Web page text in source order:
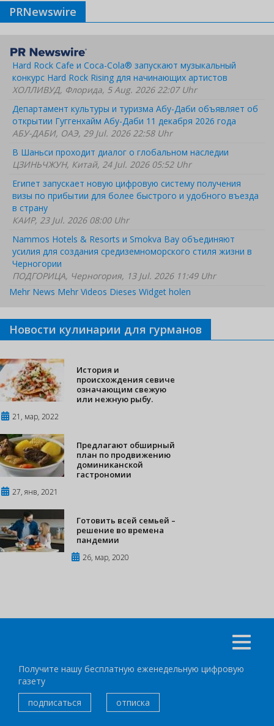
PRNewswire
Hard Rock Cafe и Coca-Cola® запускают музыкальный
конкурс Hard Rock Rising для начинающих артистов
ХОЛЛИВУД, Флорида, 5 Aug. 2026 22:07 Uhr
Департамент культуры и туризма Абу-Даби объявляет об
открытии Гуггенхайм Абу-Даби 11 декабря 2026 года
АБУ-ДАБИ, ОАЭ, 29 Jul. 2026 22:58 Uhr
В Шаньси проходит диалог о глобальном наследии
ЦЗИНЬЧЖУН, Китай, 24 Jul. 2026 05:52 Uhr
Египет запускает новую цифровую систему получения
визы по прибытии для более быстрого и удобного въезда
в страну
КАИР, 23 Jul. 2026 08:00 Uhr
Nammos Hotels & Resorts и Smokva Bay объединяют
усилия для создания средиземноморского стиля жизни в
Черногории
ПОДГОРИЦА, Черногория, 13 Jul. 2026 11:49 Uhr
Mehr News Mehr Videos Dieses Widget holen
Новости кулинарии для гурманов
История и
происхождения севиче
означающим свежую
или нежную рыбу.
21, мар, 2022
Предлагают обширный
план по продвижению
доминиканской
гастрономии
27, янв, 2021
Готовить всей семьей –
решение во времена
пандемии
26, мар, 2020
Получите нашу бесплатную еженедельную цифровую
газету
подписаться
отписка